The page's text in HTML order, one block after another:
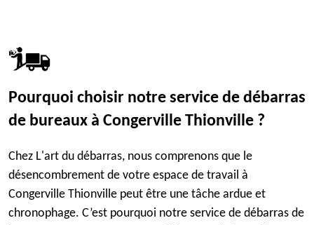
Pourquoi choisir notre service de débarras
de bureaux à Congerville Thionville ?
Chez L'art du débarras, nous comprenons que le
désencombrement de votre espace de travail à
Congerville Thionville peut être une tâche ardue et
chronophage. C’est pourquoi notre service de débarras de